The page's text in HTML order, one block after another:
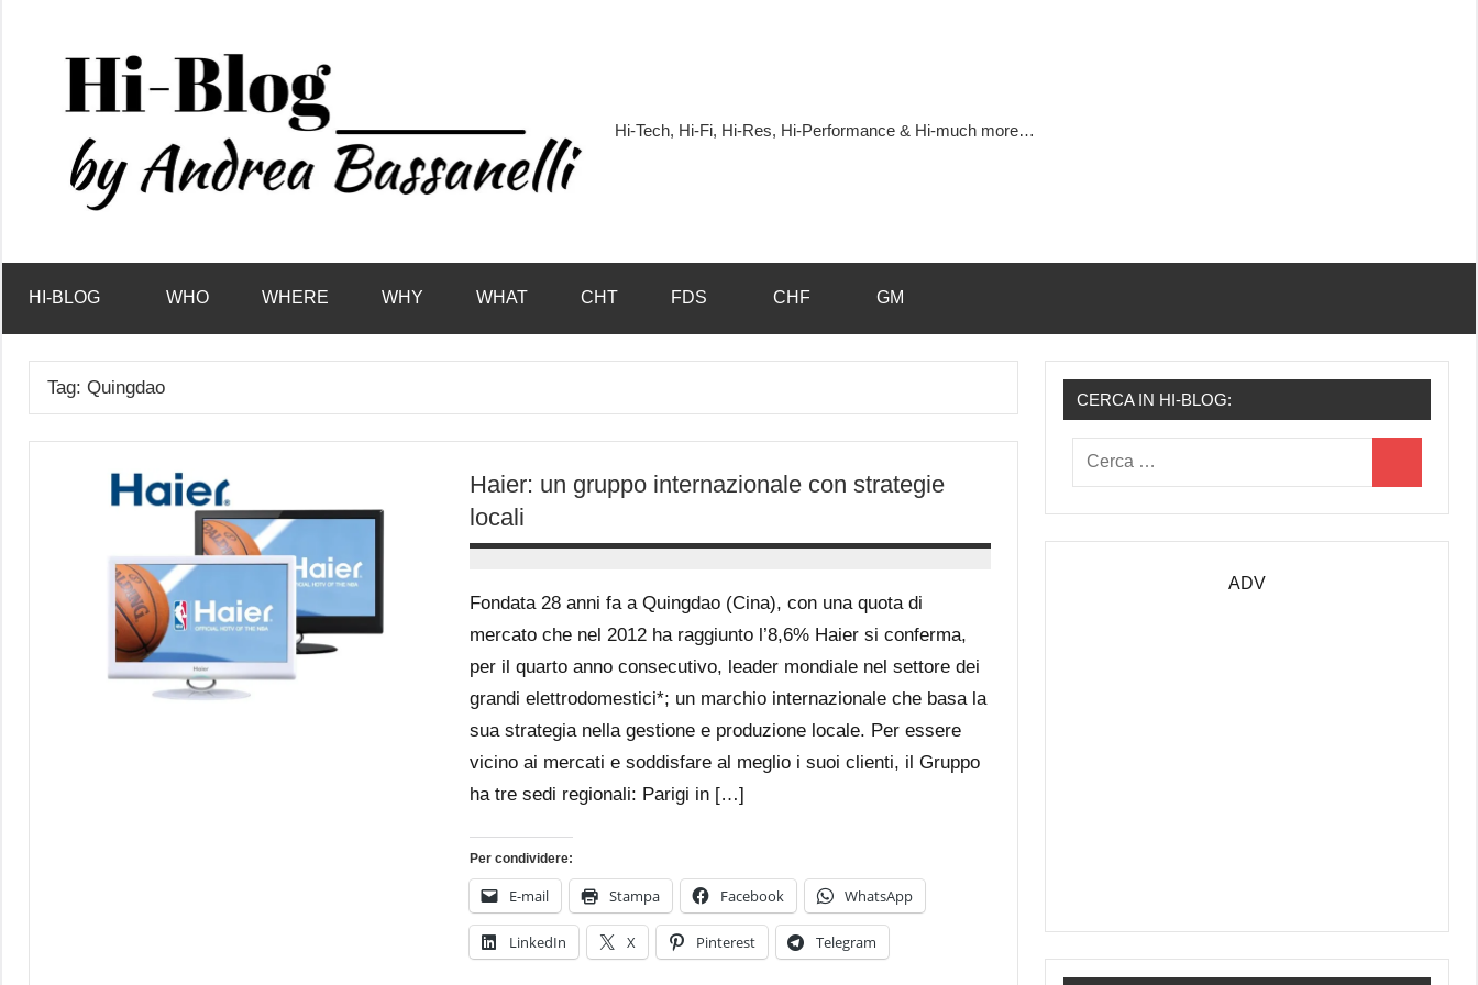
by
Andrea
Bassanelli
Hi-Tech, Hi-Fi, Hi-Res, Hi-Performance & Hi-much more…
HI-BLOG WHO WHERE WHY WHAT CHT FDS CHF GM
Tag: Quingdao
Haier: un gruppo internazionale con strategie
locali
Settembre
2016
Bassanelli
Fondata 28 anni fa a Quingdao (Cina), con una quota di
mercato che nel 2012 ha raggiunto l’8,6% Haier si conferma,
per il quarto anno consecutivo, leader mondiale nel settore dei
grandi elettrodomestici*; un marchio internazionale che basa la
sua strategia nella gestione e produzione locale. Per essere
vicino ai mercati e soddisfare al meglio i suoi clienti, il Gruppo
ha tre sedi regionali: Parigi in […]
Per condividere:
E-mail Stampa Facebook WhatsApp
LinkedIn X Pinterest Telegram
CERCA IN HI-BLOG:
Ricerca
per:
ADV